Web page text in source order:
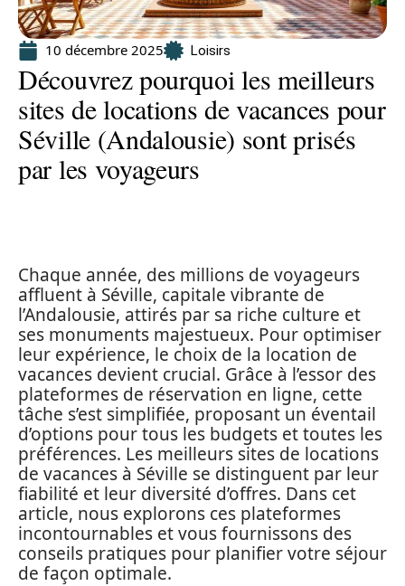
10 décembre 2025 Loisirs
Découvrez pourquoi les meilleurs
sites de locations de vacances pour
Séville (Andalousie) sont prisés
par les voyageurs
Chaque année, des millions de voyageurs
affluent à Séville, capitale vibrante de
l’Andalousie, attirés par sa riche culture et
ses monuments majestueux. Pour optimiser
leur expérience, le choix de la location de
vacances devient crucial. Grâce à l’essor des
plateformes de réservation en ligne, cette
tâche s’est simplifiée, proposant un éventail
d’options pour tous les budgets et toutes les
préférences. Les meilleurs sites de locations
de vacances à Séville se distinguent par leur
fiabilité et leur diversité d’offres. Dans cet
article, nous explorons ces plateformes
incontournables et vous fournissons des
conseils pratiques pour planifier votre séjour
de façon optimale.